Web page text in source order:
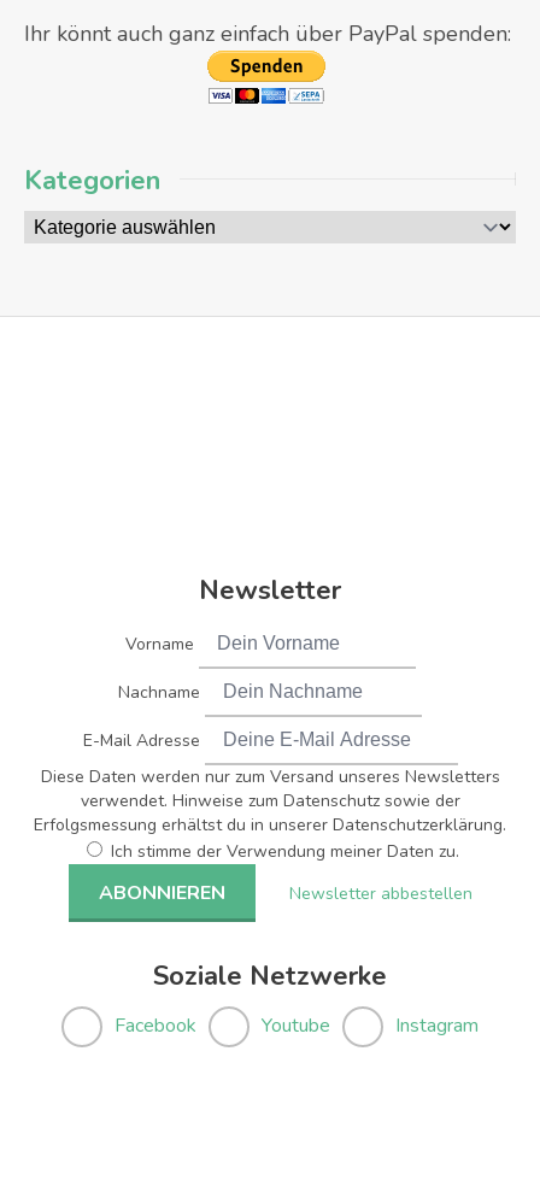
Ihr könnt auch ganz einfach über PayPal spenden:
Kategorien
Newsletter
Vorname
Nachname
E-Mail Adresse
Diese Daten werden nur zum Versand unseres Newsletters
verwendet. Hinweise zum Datenschutz sowie der
Erfolgsmessung erhältst du in unserer Datenschutzerklärung.
Ich stimme der Verwendung meiner Daten zu.
Newsletter abbestellen
Soziale Netzwerke
Facebook Youtube Instagram